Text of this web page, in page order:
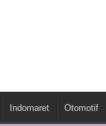
Indomaret Otomotif